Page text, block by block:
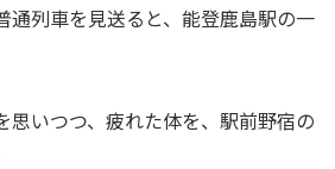
通列車を見送ると、能登鹿島駅の一
思いつつ、疲れた体を、駅前野宿の